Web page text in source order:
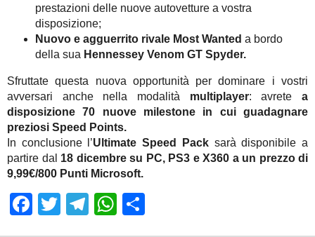
prestazioni delle nuove autovetture a vostra
disposizione;
Nuovo e agguerrito rivale Most Wanted a bordo
della sua Hennessey Venom GT Spyder.
Sfruttate questa nuova opportunità per dominare i vostri
avversari anche nella modalità multiplayer: avretea
disposizione 70 nuove milestone in cui guadagnare
preziosi Speed Points.
In conclusione l’Ultimate Speed Packsarà disponibile a
partire dal 18 dicembre su PC, PS3 e X360 a un prezzo di
9,99€/800 Punti Microsoft.
Facebook
TwitterTelegram
WhatsApp